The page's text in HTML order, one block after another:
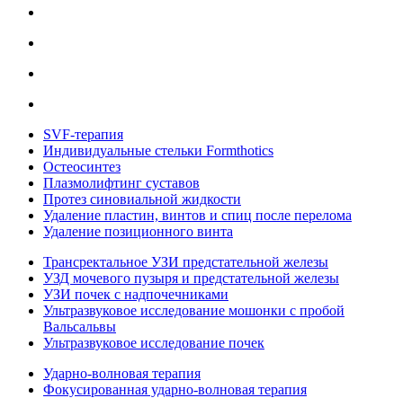
SVF-терапия
Индивидуальные стельки Formthotics
Остеосинтез
Плазмолифтинг суставов
Протез синовиальной жидкости
Удаление пластин, винтов и спиц после перелома
Удаление позиционного винта
Трансректальное УЗИ предстательной железы
УЗД мочевого пузыря и предстательной железы
УЗИ почек с надпочечниками
Ультразвуковое исследование мошонки с пробой
Вальсальвы
Ультразвуковое исследование почек
Ударно-волновая терапия
Фокусированная ударно-волновая терапия